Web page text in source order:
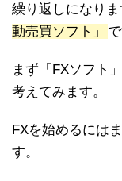
繰り返しになり
動売買ソフト」
で
まず「FXソフト
考えてみます。
FXを始めるには
す。